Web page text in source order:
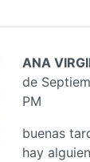
ANA
de
PM
buenas
hay